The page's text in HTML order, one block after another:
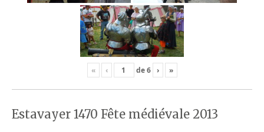
« ‹ de6 › »
Estavayer 1470 Fête médiévale 2013